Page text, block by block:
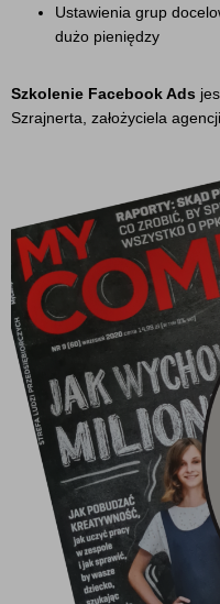
Ustawienia grup
dużo pieniędzy
Szkolenie Facebook Ads
Szrajnerta, założyciela